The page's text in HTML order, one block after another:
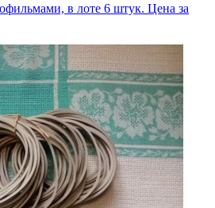
в лоте 6 штук. Цена за